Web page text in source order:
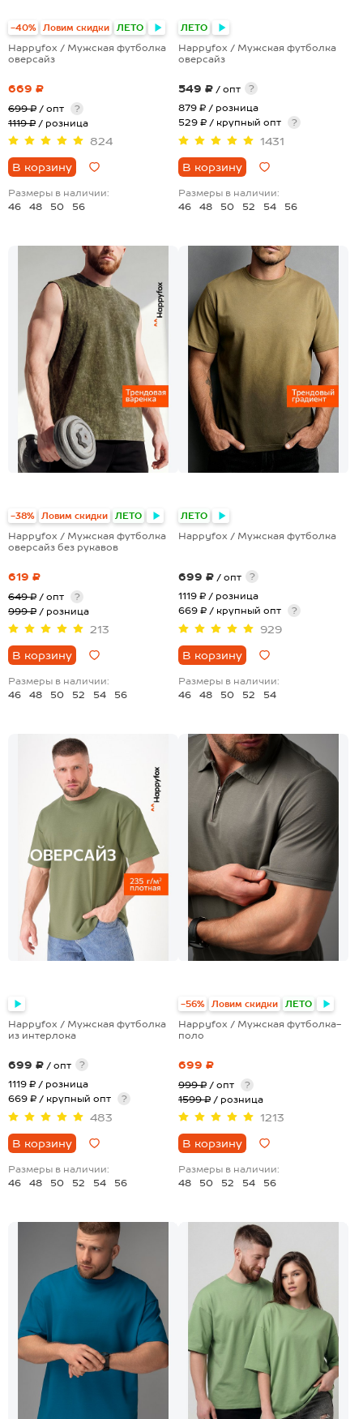
-40% Ловим скидки ЛЕТО
Happyfox / Мужская футболка
оверсайз
669 ₽
699 ₽ / опт
?
1119 ₽ / розница
824
В корзину
Размеры в наличии:
46
48 50 56
ЛЕТО
Happyfox / Мужская футболка
оверсайз
549 ₽ / опт
?
879 ₽ / розница
529 ₽ / крупный опт
?
1431
В корзину
Размеры в наличии:
46
48 50 52 54 56
-38% Ловим скидки ЛЕТО
Happyfox / Мужская футболка
оверсайз без рукавов
619 ₽
649 ₽ / опт
?
999 ₽ / розница
213
В корзину
Размеры в наличии:
46
48 50 52 54 56
ЛЕТО
Happyfox / Мужская футболка
699 ₽ / опт
?
1119 ₽ / розница
669 ₽ / крупный опт
?
929
В корзину
Размеры в наличии:
46
48 50 52 54
Happyfox / Мужская футболка
из интерлока
699 ₽ / опт
?
1119 ₽ / розница
669 ₽ / крупный опт
?
483
В корзину
Размеры в наличии:
46
48 50 52 54 56
-56% Ловим скидки ЛЕТО
Happyfox / Мужская футболка-
поло
699 ₽
999 ₽ / опт
?
1599 ₽ / розница
1213
В корзину
Размеры в наличии:
48
50 52 54 56